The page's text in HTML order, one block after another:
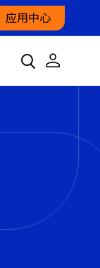
应用中心